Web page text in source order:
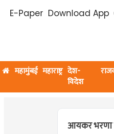
E-Paper Download App
महामुंबई महाराष्ट्र देश-
विदेश
आयकर भरणा